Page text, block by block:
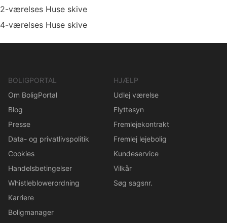
2-værelses Huse skive
4-værelses Huse skive
BOLIGPORTAL
Om BoligPortal
Blog
Presse
Data- og privatlivspolitik
Cookies
Handelsbetingelser
Whistleblowerordning
Karriere
Boligmanager
HJÆLP
Udlej værelse
Flyttesyn
Fremlejekontrakt
Fremlej lejebolig
Kundeservice
Vilkår
Søg sagsnr.